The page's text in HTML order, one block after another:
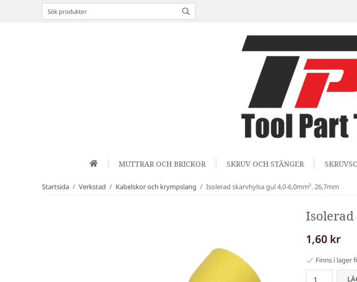
MUTTRAR OCH BRICKOR SKRUV OCH STÄNGER
Startsida / Verkstad / Kabelskor och krympslang / Isolerad skarvhylsa gul 4,0-6,0mm². 26,7mm
Isolerad
1,60 kr
Finns i lager